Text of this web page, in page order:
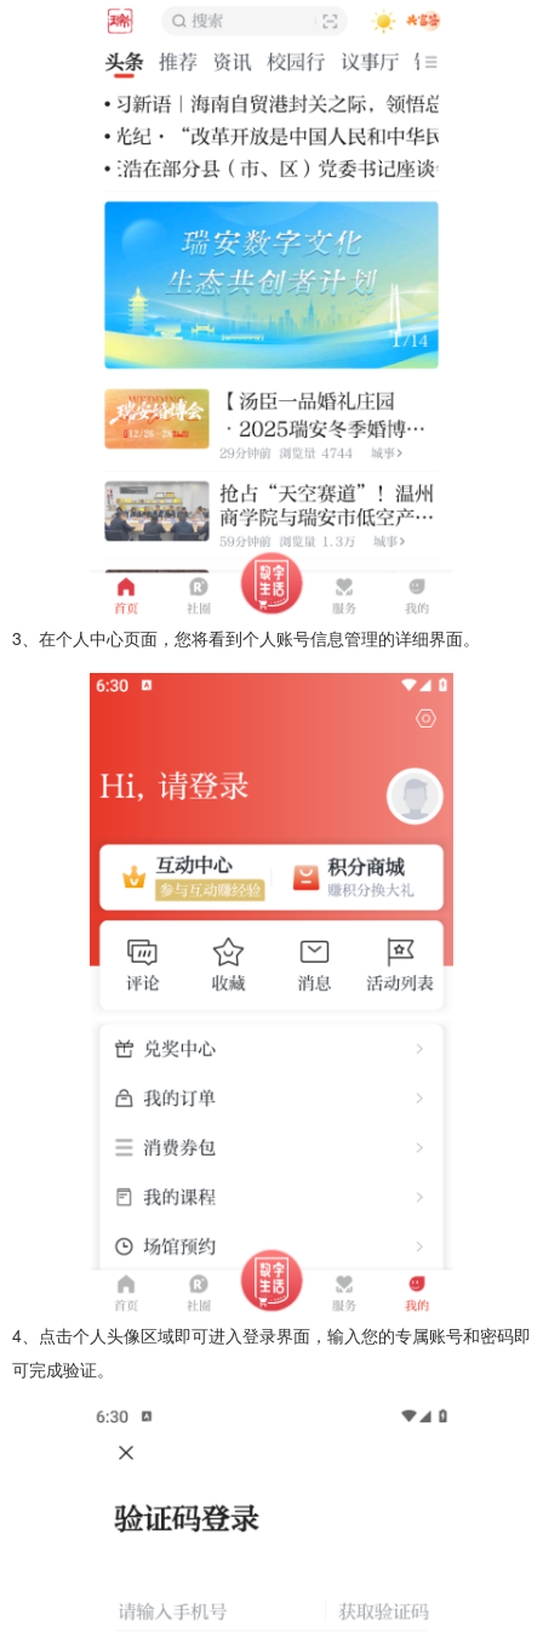
3、在个人中心页面，您将看到个人账号信息管理的详细界面。
4、点击个人头像区域即可进入登录界面，输入您的专属账号和密码即
可完成验证。